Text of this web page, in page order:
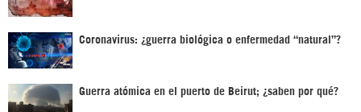
Coronavirus: ¿guerra biológica o enfermedad “natural”?
Guerra atómica en el puerto de Beirut; ¿saben por qué?